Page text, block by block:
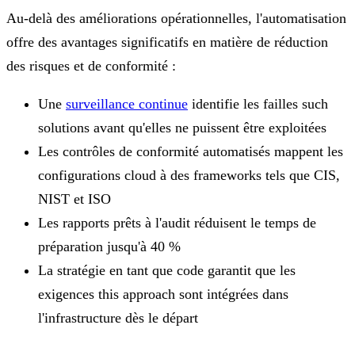
Au-delà des améliorations opérationnelles, l'automatisation
offre des avantages significatifs en matière de réduction
des risques et de conformité :
Une surveillance continue identifie les failles such
solutions avant qu'elles ne puissent être exploitées
Les contrôles de conformité automatisés mappent les
configurations cloud à des frameworks tels que CIS,
NIST et ISO
Les rapports prêts à l'audit réduisent le temps de
préparation jusqu'à 40 %
La stratégie en tant que code garantit que les
exigences this approach sont intégrées dans
l'infrastructure dès le départ